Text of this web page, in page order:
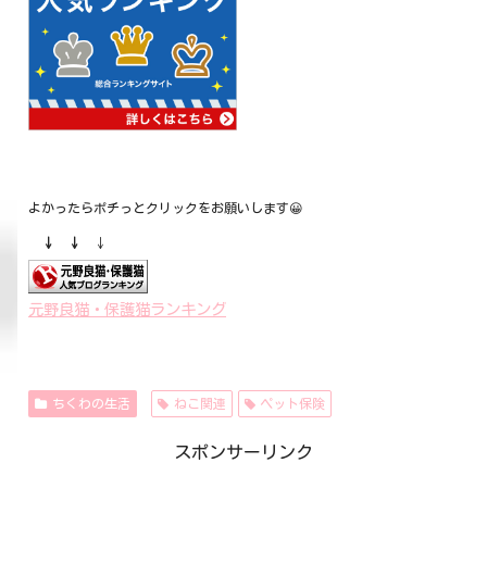
よかったらポチっとクリックをお願いします😀
↓ ↓ ↓
元野良猫・保護猫ランキング
ちくわの生活 ねこ関連 ペット保険
スポンサーリンク